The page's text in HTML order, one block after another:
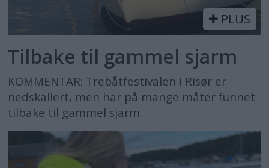
PLUS
Tilbake til gammel sjarm
KOMMENTAR: Trebåtfestivalen i Risør er
nedskallert, men har på mange måter funnet
tilbake til gammel sjarm.